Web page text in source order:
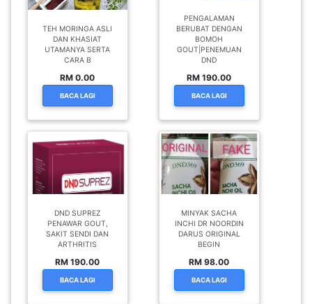
TEH MORINGA ASLI
DAN KHASIAT
UTAMANYA SERTA
CARA B
RM 0.00
BACA LAGI
PENGALAMAN
BERUBAT DENGAN
BOMOH
GOUT|PENEMUAN
DND
RM 190.00
BACA LAGI
DND SUPREZ
PENAWAR GOUT,
SAKIT SENDI DAN
ARTHRITIS
RM 190.00
BACA LAGI
MINYAK SACHA
INCHI DR NOORDIN
DARUS ORIGINAL
BEGIN
RM 98.00
BACA LAGI